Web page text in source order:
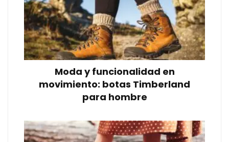
Moda y funcionalidad en
movimiento: botas Timberland
para hombre